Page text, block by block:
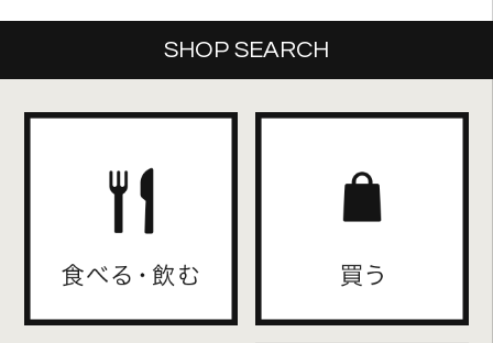
SHOP SEARCH